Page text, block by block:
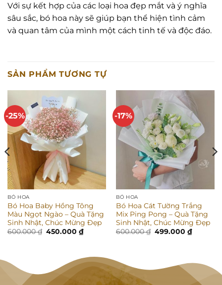
Với sự kết hợp của các loại hoa đẹp mắt và ý nghĩa
sâu sắc, bó hoa này sẽ giúp bạn thể hiện tình cảm
và quan tâm của mình một cách tinh tế và độc đáo.
SẢN PHẨM TƯƠNG TỰ
-25%
BÓ HOA
Bó Hoa Baby Hồng Tông
Màu Ngọt Ngào – Quà Tặng
Sinh Nhật, Chúc Mừng Đẹp
600.000₫ Giá
450.000 ₫Giá
hiện
450.000 ₫.
-17%
BÓ HOA
Bó Hoa Cát Tường Trắng
Mix Ping Pong – Quà Tặng
Sinh Nhật, Chúc Mừng Đẹp
600.000₫ Giá
499.000 ₫Giá
hiện